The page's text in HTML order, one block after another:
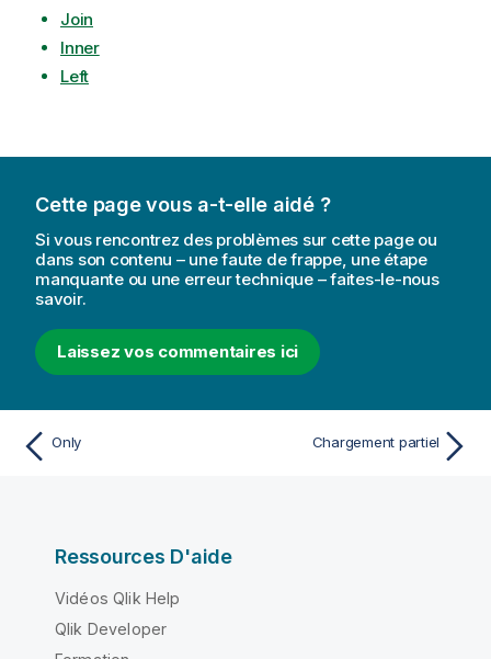
Join
Inner
Left
Cette page vous a-t-elle aidé ?
Si vous rencontrez des problèmes sur cette page ou
dans son contenu – une faute de frappe, une étape
manquante ou une erreur technique – faites-le-nous
savoir.
Laissez vos commentaires ici
Only Chargement partiel
Ressources D'aide
Vidéos Qlik Help
Qlik Developer